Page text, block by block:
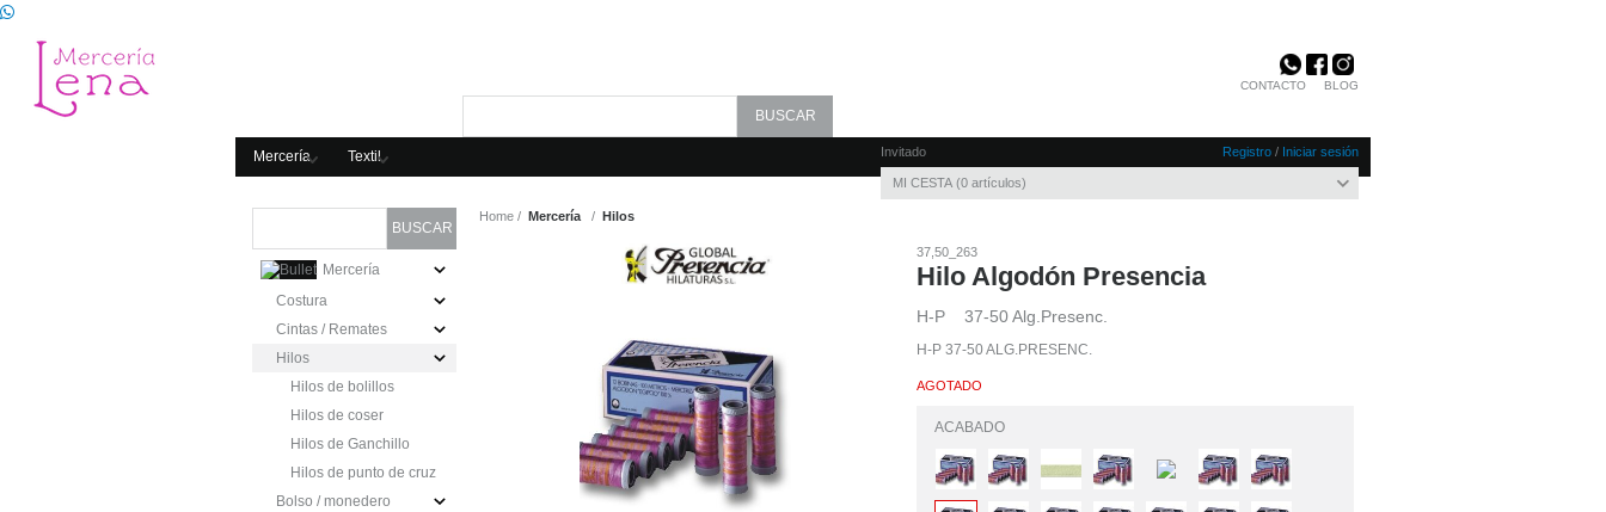
Invitado Registro / Iniciar sesión
MI CESTA 0 artículos
CONTACTO BLOG
Mercería Textil
Mercería
Costura
Cintas / Remates
Hilos
Hilos de bolillos
Hilos de coser
Hilos de Ganchillo
Hilos de punto de cruz
Bolso / monedero
Home Mercería Hilos
37,50_263
Hilo Algodón Presencia
H-P 37-50 Alg.Presenc.
H-P 37-50 ALG.PRESENC.
AGOTADO
ACABADO